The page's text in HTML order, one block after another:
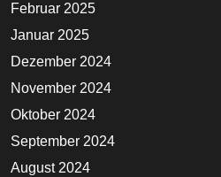
Februar 2025
Januar 2025
Dezember 2024
November 2024
Oktober 2024
September 2024
August 2024